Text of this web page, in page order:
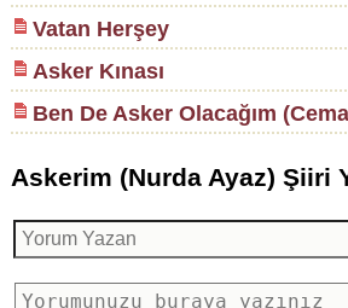
Vatan Herşey
Asker Kınası
Ben De Asker Olacağım
Askerim (Nurda Ayaz) Şiiri